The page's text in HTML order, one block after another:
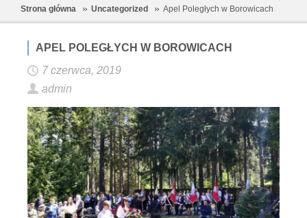
Strona główna Uncategorized Apel Poległych w Borowicach
APEL POLEGŁYCH W BOROWICACH
7 czerwca, 2019
admin